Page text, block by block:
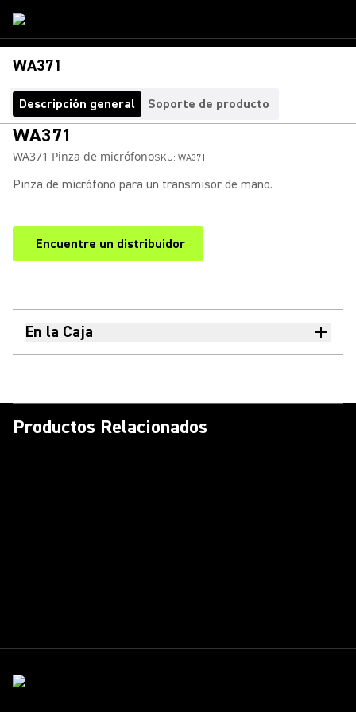
WA371
Descripción general Soporte de producto
WA371
WA371 Pinza de micrófonoSKU: WA371
Pinza de micrófono para un transmisor de mano.
Encuentre un distribuidor
(Opens in a new tab)
En la Caja
Productos Relacionados